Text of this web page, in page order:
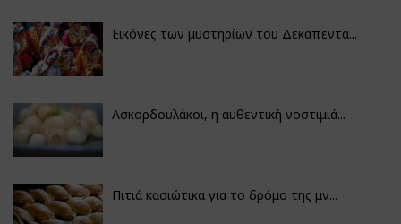
Εικόνες των μυστηρίων του Δεκαπεντα...
Ασκορδουλάκοι, η αυθεντική νοστιμιά...
Πιτιά κασιώτικα για το δρόμο της μν...